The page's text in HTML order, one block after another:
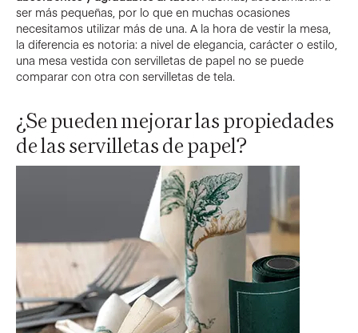
ser más pequeñas, por lo que en muchas ocasiones
necesitamos utilizar más de una. A la hora de vestir la mesa,
la diferencia es notoria: a nivel de elegancia, carácter o estilo,
una mesa vestida con servilletas de papel no se puede
comparar con otra con servilletas de tela.
¿Se pueden mejorar las propiedades
de las servilletas de papel?